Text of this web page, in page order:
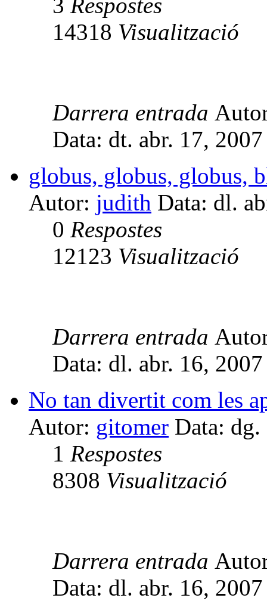
14318 Visualització
Darrera entrada
Data: dt. abr. 17,
globus, globus, globus,
Autor: judith Data: dl.
0 Respostes
12123 Visualització
Darrera entrada
Data: dl. abr. 16,
No tan divertit com les
Autor: gitomer Data:
1 Respostes
8308 Visualització
Darrera entrada
Data: dl. abr. 16,